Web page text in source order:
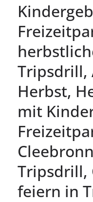
Tripsdrill,
Herbst,
mit
Tripsdrill,
feiern in